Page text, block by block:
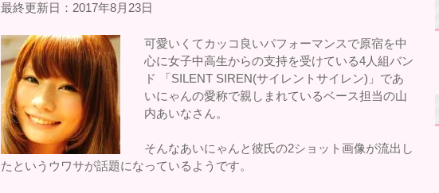
最終更新日：2017年8月23日
可愛いくてカッコ良いパフォーマンスで原宿を中
心に女子中高生からの支持を受けている4人組バン
ド 「SILENT SIREN(サイレントサイレン)」であ
いにゃんの愛称で親しまれているベース担当の山
内あいなさん。
そんなあいにゃんと彼氏の2ショット画像が流出し
たというウワサが話題になっているようです。